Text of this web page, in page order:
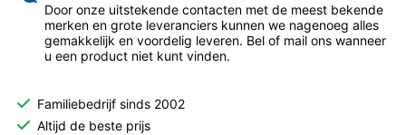
Door onze uitstekende contacten met de meest bekende
merken en grote leveranciers kunnen we nagenoeg alles
gemakkelijk en voordelig leveren. Bel of mail ons wanneer
u een product niet kunt vinden.
Familiebedrijf sinds 2002
Altijd de beste prijs